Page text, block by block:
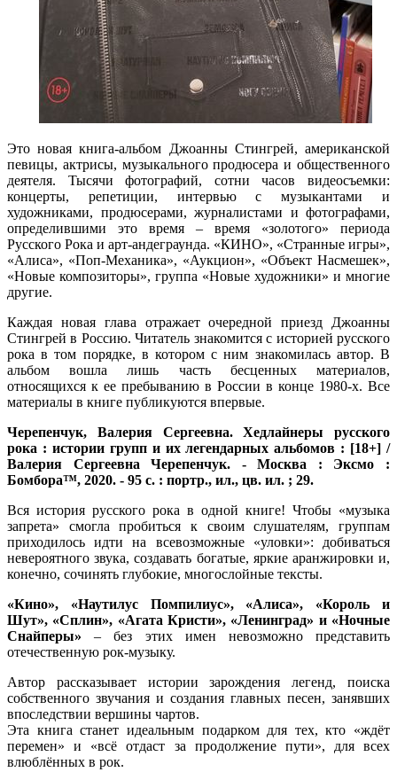
Это новая книга-альбом Джоанны Стингрей, американской
певицы, актрисы, музыкального продюсера и общественного
деятеля. Тысячи фотографий, сотни часов видеосъемки:
концерты, репетиции, интервью с музыкантами и
художниками, продюсерами, журналистами и фотографами,
определившими это время – время «золотого» периода
Русского Рока и арт-андеграунда. «КИНО», «Странные игры»,
«Алиса», «Поп-Механика», «Аукцион», «Объект Насмешек»,
«Новые композиторы», группа «Новые художники» и многие
другие.
Каждая новая глава отражает очередной приезд Джоанны
Стингрей в Россию. Читатель знакомится с историей русского
рока в том порядке, в котором с ним знакомилась автор. В
альбом вошла лишь часть бесценных материалов,
относящихся к ее пребыванию в России в конце 1980-х. Все
материалы в книге публикуются впервые.
Черепенчук, Валерия Сергеевна.
Хедлайнеры русского
рока : истории групп и их легендарных альбомов : [18+] /
Валерия Сергеевна Черепенчук. - Москва : Эксмо :
Бомбора™, 2020. - 95 с. : портр., ил., цв. ил. ; 29.
Вся история русского рока в одной книге! Чтобы «музыка
запрета» смогла пробиться к своим слушателям, группам
приходилось идти на всевозможные «уловки»: добиваться
невероятного звука, создавать богатые, яркие аранжировки и,
конечно, сочинять глубокие, многослойные тексты.
«Кино», «Наутилус Помпилиус», «Алиса», «Король и
Шут», «Сплин», «Агата Кристи», «Ленинград» и «Ночные
Снайперы» ‒ без этих имен невозможно представить
отечественную рок-музыку.
Автор рассказывает истории зарождения легенд, поиска
собственного звучания и создания главных песен, занявших
впоследствии вершины чартов.
Эта книга станет идеальным подарком для тех, кто «ждёт
перемен» и «всё отдаст за продолжение пути», для всех
влюблённых в рок.